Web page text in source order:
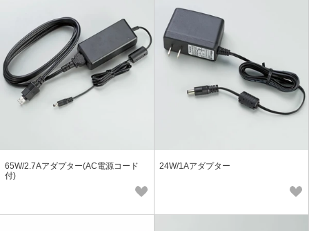
65W/2.7Aアダプター(AC電源コード
付)
24W/1Aアダプター